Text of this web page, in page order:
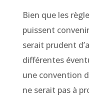
Bien que les
puissent
serait prudent
différentes
une convention
ne serait pas à